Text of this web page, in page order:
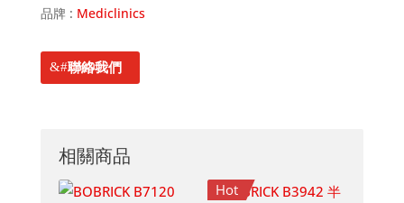
品牌 : Mediclinics
聯絡我們
相關商品
Hot